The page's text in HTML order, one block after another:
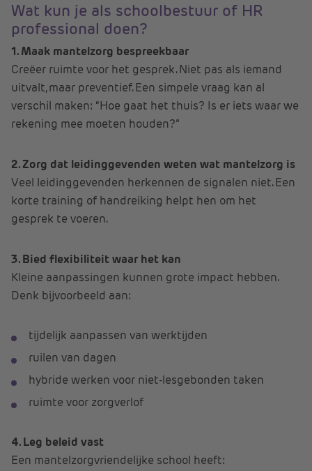
Wat kun je als schoolbestuur of HR
professional doen?
1. Maak mantelzorg bespreekbaar
Creëer ruimte voor het gesprek. Niet pas als iemand
uitvalt, maar preventief. Een simpele vraag kan al
verschil maken: “Hoe gaat het thuis? Is er iets waar we
rekening mee moeten houden?”
2. Zorg dat leidinggevenden weten wat mantelzorg is
Veel leidinggevenden herkennen de signalen niet. Een
korte training of handreiking helpt hen om het
gesprek te voeren.
3. Bied flexibiliteit waar het kan
Kleine aanpassingen kunnen grote impact hebben.
Denk bijvoorbeeld aan:
tijdelijk aanpassen van werktijden
ruilen van dagen
hybride werken voor niet-lesgebonden taken
ruimte voor zorgverlof
4. Leg beleid vast
Een mantelzorgvriendelijke school heeft: